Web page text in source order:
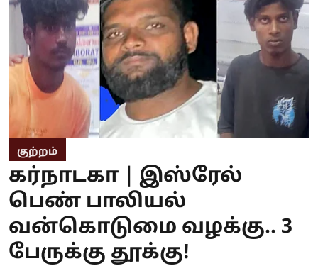
குற்றம்
கர்நாடகா | இஸ்ரேல்
பெண் பாலியல்
வன்கொடுமை வழக்கு.. 3
பேருக்கு தூக்கு!